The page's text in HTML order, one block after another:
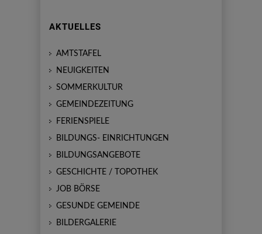
AKTUELLES
AMTSTAFEL
NEUIGKEITEN
SOMMERKULTUR
GEMEINDEZEITUNG
FERIENSPIELE
BILDUNGS- EINRICHTUNGEN
BILDUNGSANGEBOTE
GESCHICHTE / TOPOTHEK
JOB BÖRSE
GESUNDE GEMEINDE
BILDERGALERIE